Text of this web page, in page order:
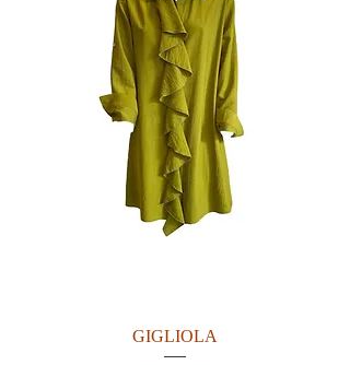
GIGLIOLA